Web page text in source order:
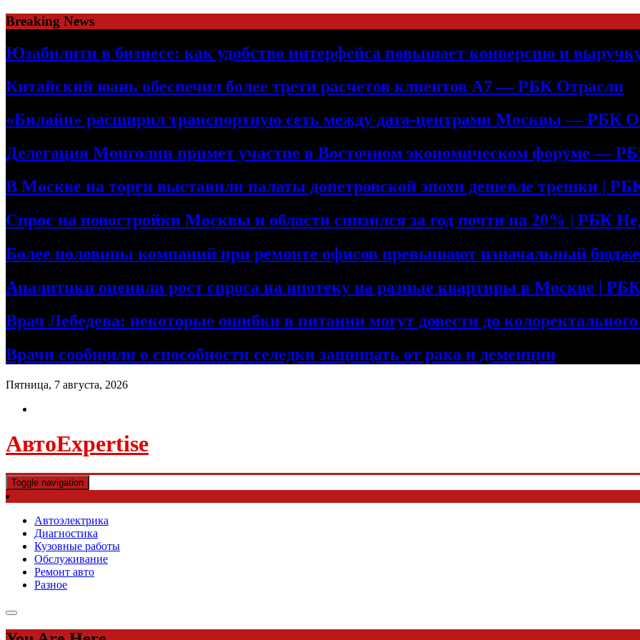
Skip
to
content
Breaking News
Юзабилити в бизнесе: как удобство интерфейса повышает конверсию и
Китайский юань обеспечил более трети расчетов клиентов А7 — РБК Отрасли
«Билайн» расширил транспортную сеть между дата-центрами Москвы — РБК
Делегация Монголии примет участие в Восточном экономическом форуме —
В Москве на торги выставили палаты допетровской эпохи дешевле трешки |
Спрос на новостройки Москвы и области снизился за год почти на 20% | РБК
Более половины компаний при ремонте офисов превышают изначальный
Аналитики оценили рост спроса на ипотеку на разные квартиры в Москве |
Врач Лебедева: некоторые ошибки в питании могут довести до
Врачи сообщили о способности селедки защищать от рака и деменции
Пятница, 7 августа, 2026
АвтоExpertise
Toggle navigation
Автоэлектрика
Диагностика
Кузовные работы
Обслуживание
Ремонт авто
Разное